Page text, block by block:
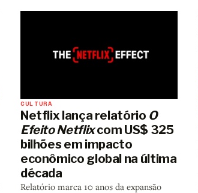
CULTURA
Netflix lança relatório O
Efeito Netflixcom US$ 325
bilhões em impacto
econômico global na última
década
Relatório marca 10 anos da expansão